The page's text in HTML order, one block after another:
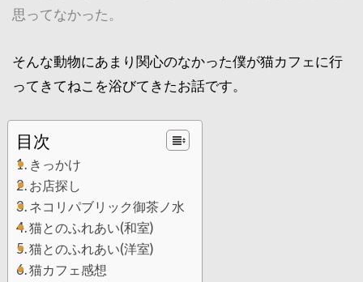
思ってなかった。
そんな動物にあまり関心のなかった僕が猫カフェに行
ってきてねこを浴びてきたお話です。
目次
きっかけ
お店探し
ネコリパブリック御茶ノ水
猫とのふれあい(和室)
猫とのふれあい(洋室)
猫カフェ感想